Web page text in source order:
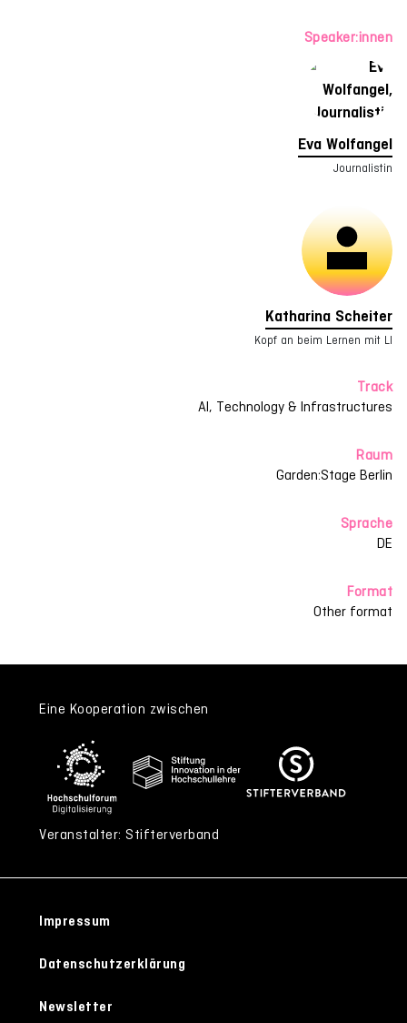
Speaker:innen
Eva Wolfangel
Journalistin
Katharina Scheiter
Kopf an beim Lernen mit LI
Track
AI, Technology & Infrastructures
Raum
Garden:Stage Berlin
Sprache
DE
Format
Other format
Eine Kooperation zwischen
Veranstalter: Stifterverband
Impressum
Datenschutzerklärung
Newsletter